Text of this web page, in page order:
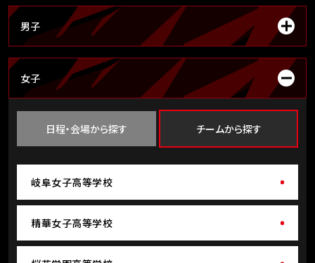
男子
女子
日程・会場から探す チームから探す
岐阜女子高等学校
精華女子高等学校